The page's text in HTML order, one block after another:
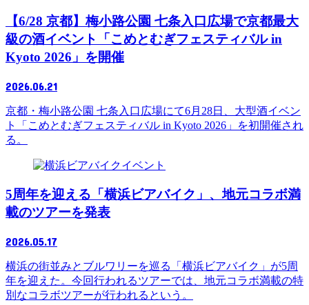
【6/28 京都】梅小路公園 七条入口広場で京都最大
級の酒イベント「こめとむぎフェスティバル in
Kyoto 2026」を開催
2026.06.21
京都・梅小路公園 七条入口広場にて6月28日、大型酒イベン
ト「こめとむぎフェスティバル in Kyoto 2026」を初開催され
る。
イベント
5周年を迎える「横浜ビアバイク」、地元コラボ満
載のツアーを発表
2026.05.17
横浜の街並みとブルワリーを巡る「横浜ビアバイク」が5周
年を迎えた。今回行われるツアーでは、地元コラボ満載の特
別なコラボツアーが行われるという。